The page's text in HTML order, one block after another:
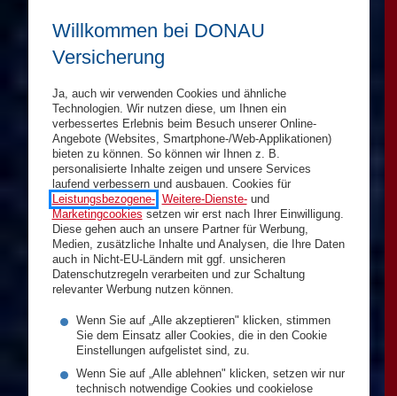
Willkommen bei DONAU
Versicherung
Ja, auch wir verwenden Cookies und ähnliche
Technologien. Wir nutzen diese, um Ihnen ein
verbessertes Erlebnis beim Besuch unserer Online-
Angebote (Websites, Smartphone-/Web-Applikationen)
bieten zu können. So können wir Ihnen z. B.
personalisierte Inhalte zeigen und unsere Services
laufend verbessern und ausbauen. Cookies für
Leistungsbezogene-, Weitere-Dienste-und
Marketingcookies setzen wir erst nach Ihrer Einwilligung.
Diese gehen auch an unsere Partner für Werbung,
Medien, zusätzliche Inhalte und Analysen, die Ihre Daten
auch in Nicht-EU-Ländern mit ggf. unsicheren
Datenschutzregeln verarbeiten und zur Schaltung
relevanter Werbung nutzen können.
Wenn Sie auf „Alle akzeptieren" klicken, stimmen
Sie dem Einsatz aller Cookies, die in den Cookie
Einstellungen aufgelistet sind, zu.
Wenn Sie auf „Alle ablehnen" klicken, setzen wir nur
technisch notwendige Cookies und cookielose